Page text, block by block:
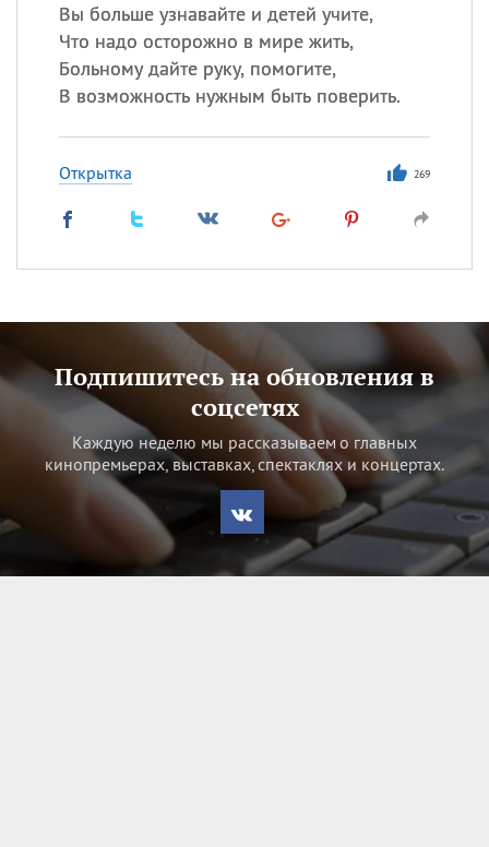
Вы больше узнавайте и детей учите,
Что надо осторожно в мире жить,
Больному дайте руку, помогите,
В возможность нужным быть поверить.
Открытка 269
Подпишитесь на обновления в
соцсетях
Каждую неделю мы рассказываем о главных
кинопремьерах, выставках, спектаклях и концертах.